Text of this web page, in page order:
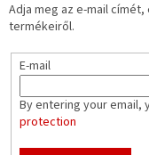
Adja meg az e-mail
termékeiről.
E-mail
By entering your email,
protection